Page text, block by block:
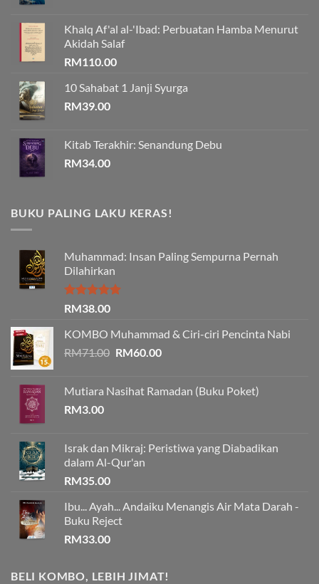
Khalq Af'al al-'Ibad: Perbuatan Hamba Menurut
Akidah Salaf
RM110.00
10 Sahabat 1 Janji Syurga
RM39.00
Kitab Terakhir: Senandung Debu
RM34.00
BUKU PALING LAKU KERAS!
Muhammad: Insan Paling Sempurna Pernah
Dilahirkan
Rated 5.00
RM38.00
KOMBO Muhammad & Ciri-ciri Pencinta Nabi
RM71.00 Original
RM71.00.
RM60.00Current
RM60.00.
Mutiara Nasihat Ramadan (Buku Poket)
RM3.00
Israk dan Mikraj: Peristiwa yang Diabadikan
dalam Al-Qur'an
RM35.00
Ibu... Ayah... Andaiku Menangis Air Mata Darah -
Buku Reject
RM33.00
BELI KOMBO, LEBIH JIMAT!